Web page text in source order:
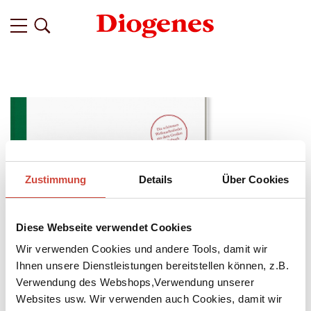
Zustimmung Details Über Cookies
Diese Webseite verwendet Cookies
Wir verwenden Cookies und andere Tools, damit wir
Ihnen unsere Dienstleistungen bereitstellen können, z.B.
Verwendung des Webshops,Verwendung unserer
Websites usw. Wir verwenden auch Cookies, damit wir